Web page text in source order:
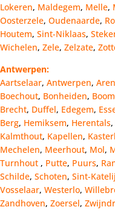
Lokeren, Maldegem, Melle,
Oosterzele, Oudenaarde,
Houtem, Sint-Niklaas,
Wichelen, Zele, Zelzate,
Antwerpen:
Aartselaar, Antwerpen,
Boechout, Bonheiden, Boom
Brecht, Duffel, Edegem,
Berg, Hemiksem, Herentals,
Kalmthout, Kapellen,
Mechelen, Meerhout, Mol,
Turnhout , Putte, Puurs,
Schilde, Schoten, Sint-
Vosselaar, Westerlo,
Zandhoven, Zoersel,